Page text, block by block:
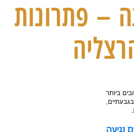
– פתרונות
ביותר
נגיעה